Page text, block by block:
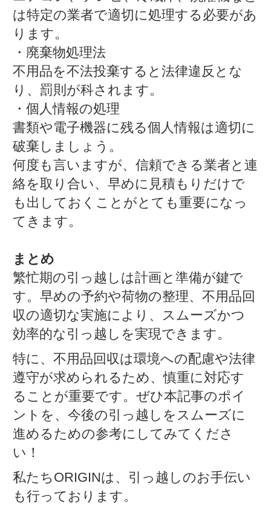
は特定の業者で適切に処理する必要があ
ります。
・廃棄物処理法
不用品を不法投棄すると法律違反とな
り、罰則が科されます。
・個人情報の処理
書類や電子機器に残る個人情報は適切に
破棄しましょう。
何度も言いますが、信頼できる業者と連
絡を取り合い、早めに見積もりだけで
も出しておくことがとても重要になっ
てきます。
まとめ
繁忙期の引っ越しは計画と準備が鍵で
す。早めの予約や荷物の整理、不用品回
収の適切な実施により、スムーズかつ
効率的な引っ越しを実現できます。
特に、不用品回収は環境への配慮や法律
遵守が求められるため、慎重に対応す
ることが重要です。ぜひ本記事のポイ
ントを、今後の引っ越しをスムーズに
進めるための参考にしてみてくださ
い！
私たちORIGINは、引っ越しのお手伝い
も行っております。